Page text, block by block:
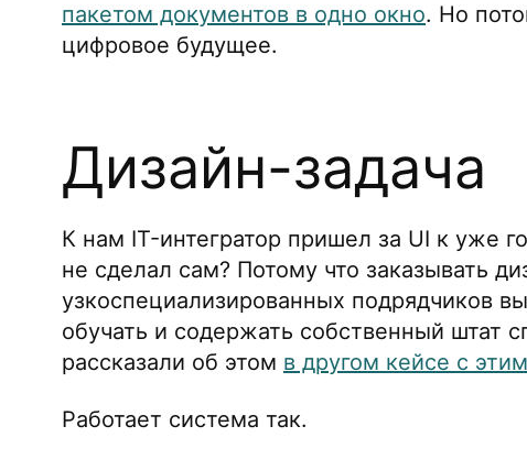
пакетом документов в одно окно. Но
цифровое будущее.
Дизайн-задача
К нам IT-интегратор пришел за UI к уже
не сделал сам? Потому что заказывать
узкоспециализированных подрядчиков
обучать и содержать собственный штат
рассказали об этом в другом кейсе с
Работает система так.